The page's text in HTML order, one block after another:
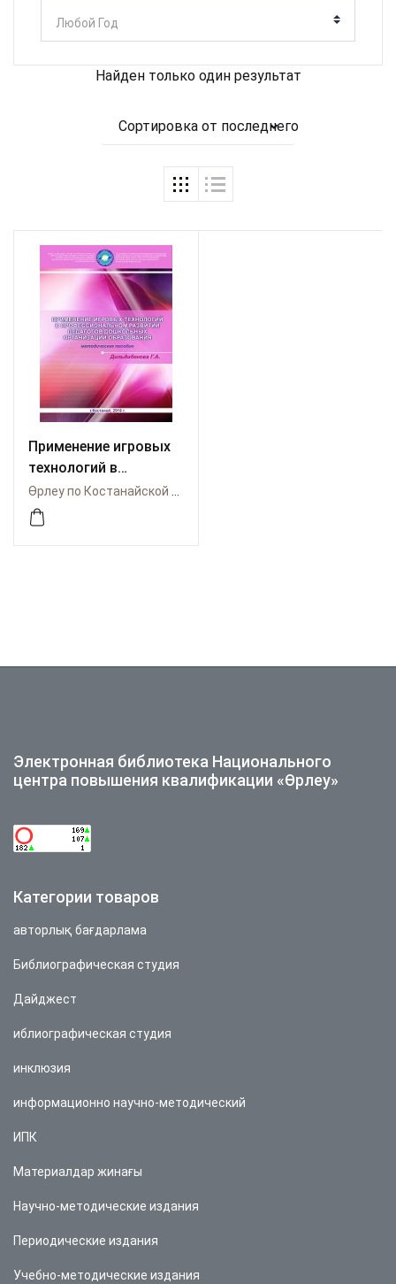
Найден только один результат
Сортировка от последнего
Применение игровых
технологий в
профессиональном
развитии педагогов
дошкольных
Любой Год
Электронная библиотека Национального
центра повышения квалификации «Өрлеу»
Категории товаров
авторлық бағдарлама
Библиографическая студия
Дайджест
иблиографическая студия
инклюзия
информационно научно-методический
ИПК
Материалдар жинағы
Научно-методические издания
Периодические издания
Учебно-методические издания